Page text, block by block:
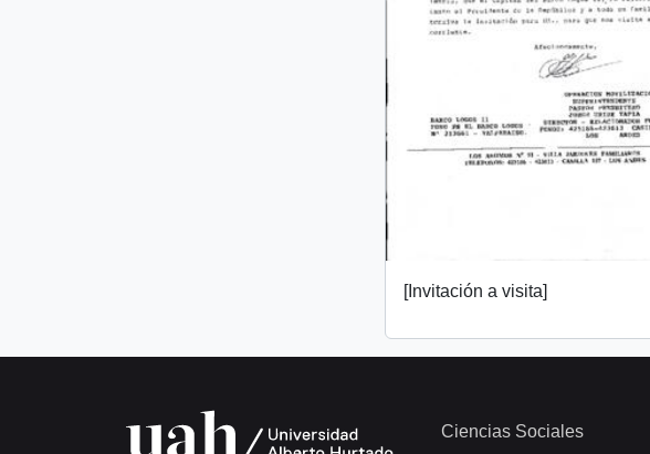
[Invitación a visita]
Ciencias Sociales